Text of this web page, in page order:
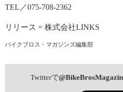
TEL／075-708-2362
リリース = 株式会社LINKS
バイクブロス・マガジンズ編集部
Twitterで@BikeBrosMagazin